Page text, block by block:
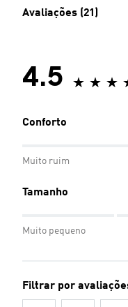
Avaliações (21)
4.5
Conforto
Muito ruim
Tamanho
Muito pequeno
Filtrar por